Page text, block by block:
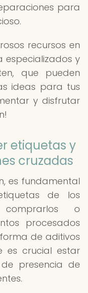
para
recursos en
especializados y
que pueden
ideas para tus
y disfrutar
etiquetas y
cruzadas
es fundamental
de los
o
procesados
de aditivos
es crucial estar
presencia de